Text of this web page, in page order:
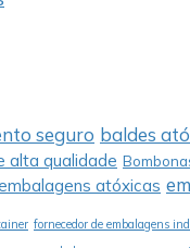
seguro baldes
alta qualidade
atóxicas
fornecedor de embalagens